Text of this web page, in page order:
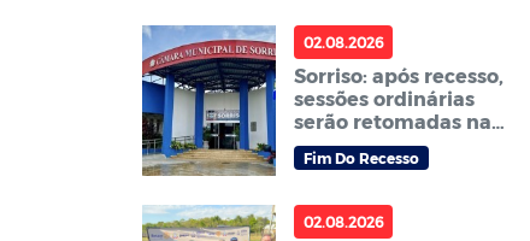
02.08.2026
Sorriso: após recesso,
sessões ordinárias
serão retomadas na
segunda, 3
Fim Do Recesso
02.08.2026